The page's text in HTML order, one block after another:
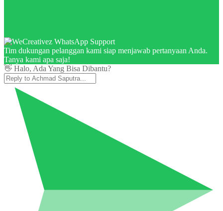
Tim dukungan pelanggan kami siap menjawab pertanyaan Anda.
Tanya kami apa saja!
👋 Halo, Ada Yang Bisa Dibantu?